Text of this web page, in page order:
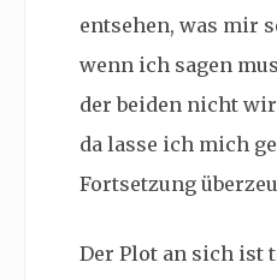
entsehen, was mir
wenn ich sagen
der beiden nicht
da lasse ich mich
Fortsetzung
Der Plot an sich ist